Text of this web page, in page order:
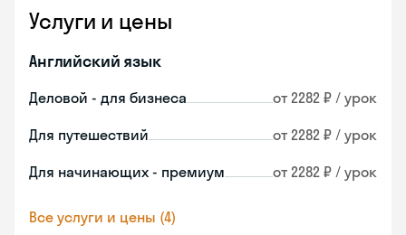
Услуги и цены
Английский язык
Деловой - для бизнеса от 2282 ₽ / урок
Для путешествий от 2282 ₽ / урок
Для начинающих - премиум от 2282 ₽ / урок
Все услуги и цены (4)